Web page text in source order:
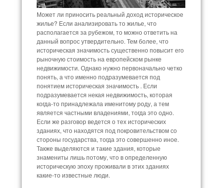
Может ли приносить реальный доход историческое
жилье? Если анализировать то жилье, что
располагается за рубежом, то можно ответить на
данный вопрос утвердительно. Тем более, что
историческая значимость существенно повысит его
рыночную стоимость на европейском рынке
недвижимости. Однако нужно первоначально четко
понять, а что именно подразумевается под
понятием историческая значимость . Если
подразумевается некая недвижимость, которая
когда-то принадлежала именитому роду, а тем
является частными владениями, тогда это одно.
Если же разговор ведется о тех исторических
зданиях, что находятся под покровительством со
стороны государства, тогда это совершенно иное.
Также выделяются и такие здания, которые
знамениты лишь потому, что в определенную
историческую эпоху проживали в этих зданиях
какие-то известные люди.